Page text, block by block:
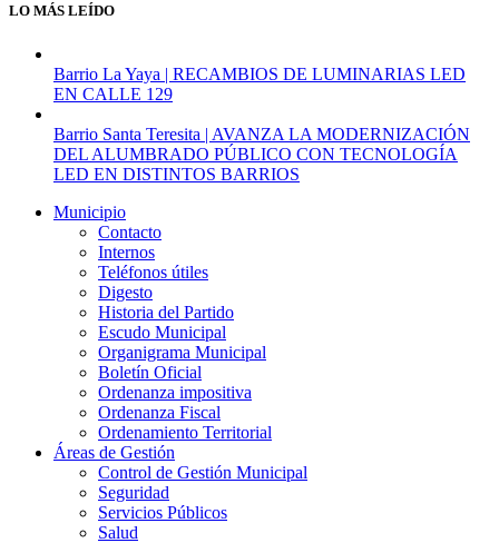
LO MÁS LEÍDO
Barrio La Yaya | RECAMBIOS DE LUMINARIAS LED
EN CALLE 129
Barrio Santa Teresita | AVANZA LA MODERNIZACIÓN
DEL ALUMBRADO PÚBLICO CON TECNOLOGÍA
LED EN DISTINTOS BARRIOS
Municipio
Contacto
Internos
Teléfonos útiles
Digesto
Historia del Partido
Escudo Municipal
Organigrama Municipal
Boletín Oficial
Ordenanza impositiva
Ordenanza Fiscal
Ordenamiento Territorial
Áreas de Gestión
Control de Gestión Municipal
Seguridad
Servicios Públicos
Salud